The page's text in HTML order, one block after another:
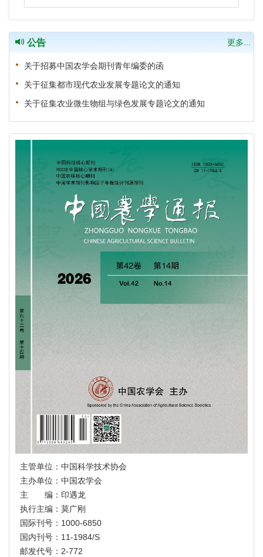
公告 更多...
关于招募中国农学会期刊青年编委的函
关于征集都市现代农业发展专题论文的通知
关于征集农业微生物组与绿色发展专题论文的通知
主管单位：中国科学技术协会
主办单位：中国农学会
主 编：印遇龙
执行主编：莫广刚
国际刊号：1000-6850
国内刊号：11-1984/S
邮发代号：2-772